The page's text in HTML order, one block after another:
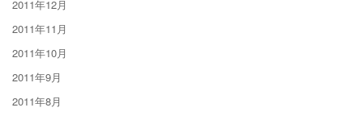
2011年12月
2011年11月
2011年10月
2011年9月
2011年8月